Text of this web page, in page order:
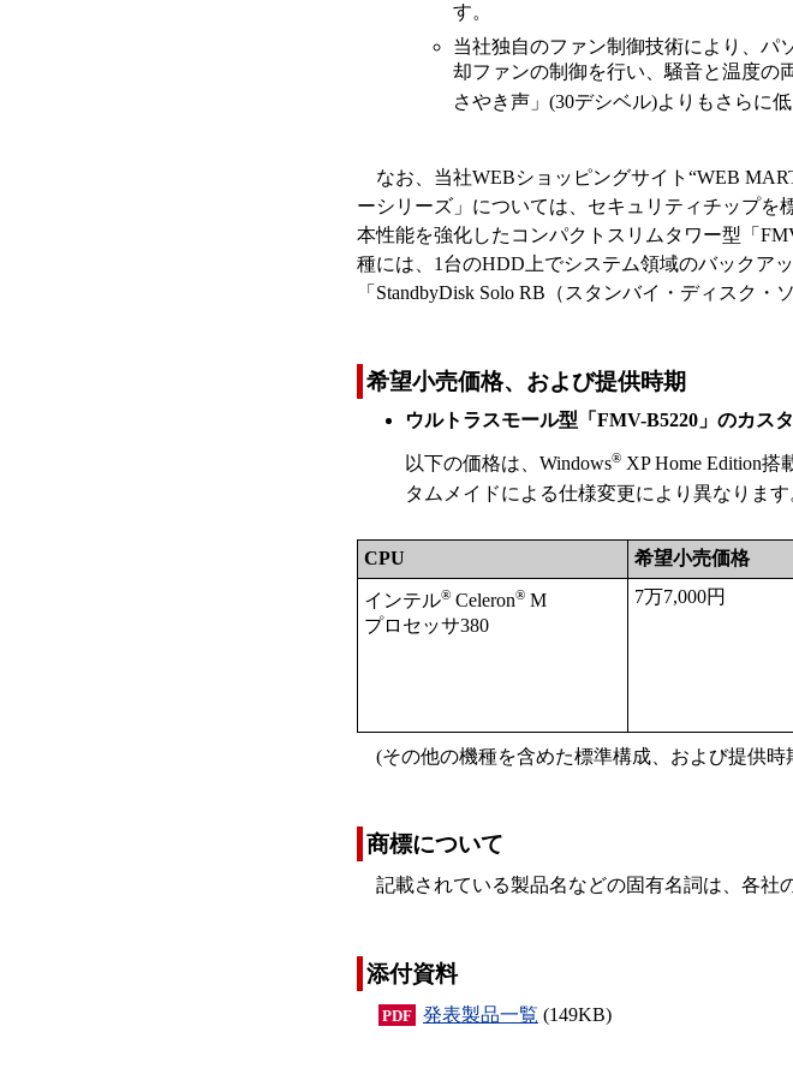
す。
当社独自のファン制御技術により、パ
却ファンの制御を行い、騒音と温度の
さやき声」(30デシベル)よりもさらに
なお、当社WEBショッピングサイト“WEB
ーシリーズ」については、セキュリティチップを
本性能を強化したコンパクトスリムタワー型「
種には、1台のHDD上でシステム領域のバックア
「StandbyDisk Solo RB（スタンバイ・ディスク
希望小売価格、および提供時期
ウルトラスモール型「FMV-B5220」のカス
以下の価格は、Windows® XP Home Edition
タムメイドによる仕様変更により異なります
CPU 希望小売価格
インテル® Celeron® M
プロセッサ380
7万7,000円
(その他の機種を含めた標準構成、および提供
商標について
記載されている製品名などの固有名詞は、各社
添付資料
PDF 発表製品一覧 (149KB)